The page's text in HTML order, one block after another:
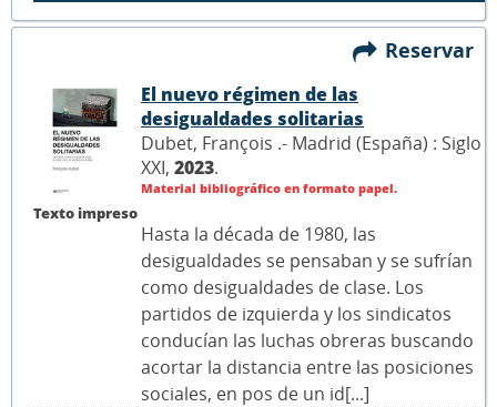
Reservar
Texto impreso
El nuevo régimen de las
desigualdades solitarias
Dubet, François .- Madrid (España) : Siglo
XXI, 2023.
Material bibliográfico en formato papel.
Hasta la década de 1980, las
desigualdades se pensaban y se sufrían
como desigualdades de clase. Los
partidos de izquierda y los sindicatos
conducían las luchas obreras buscando
acortar la distancia entre las posiciones
sociales, en pos de un id[...]